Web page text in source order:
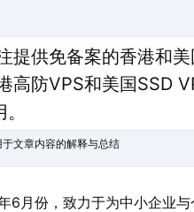
提供免备案的香港和
高防VPS和美国SSD
文章内容的解释与总结
6月份，致力于为中小企业